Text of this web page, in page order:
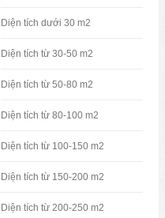
Diện tích dưới 30 m2
Diện tích từ 30-50 m2
Diện tích từ 50-80 m2
Diện tích từ 80-100 m2
Diện tích từ 100-150 m2
Diện tích từ 150-200 m2
Diện tích từ 200-250 m2